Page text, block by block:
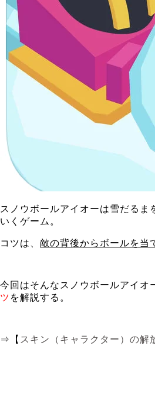
スノウボールアイオーは雪だるま
いくゲーム。
コツは、 敵の背後からボールを当
今回はそんなスノウボールアイオ
ツ を解説する。
⇒【 スキン（キャラクター）の解